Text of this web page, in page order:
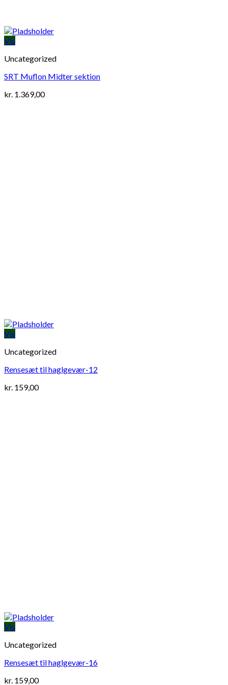
Vis
Uncategorized
SRT Muflon Midter sektion
kr. 1.369,00
Vis
Uncategorized
Rensesæt til haglgevær-12
kr. 159,00
Vis
Uncategorized
Rensesæt til haglgevær-16
kr. 159,00